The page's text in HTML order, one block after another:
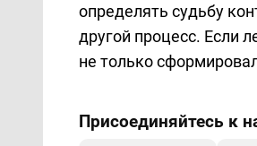
определять судьбу
другой процесс. Если
не только